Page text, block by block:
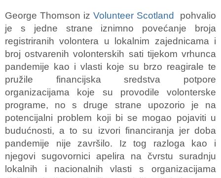
George Thomson iz Volunteer Scotland
pohvalio
je s jedne strane iznimno povećanje broja
registriranih volontera u lokalnim zajednicama i
broj ostvarenih volonterskih sati tijekom vrhunca
pandemije kao i vlasti koje su brzo reagirale te
pružile financijska sredstva potpore
organizacijama koje su provodile volonterske
programe, no s druge strane upozorio je na
potencijalni problem koji bi se mogao pojaviti u
budućnosti, a to su izvori financiranja jer doba
pandemije nije završilo. Iz tog razloga kao i
njegovi sugovornici apelira na čvrstu suradnju
lokalnih i nacionalnih vlasti s organizacijama